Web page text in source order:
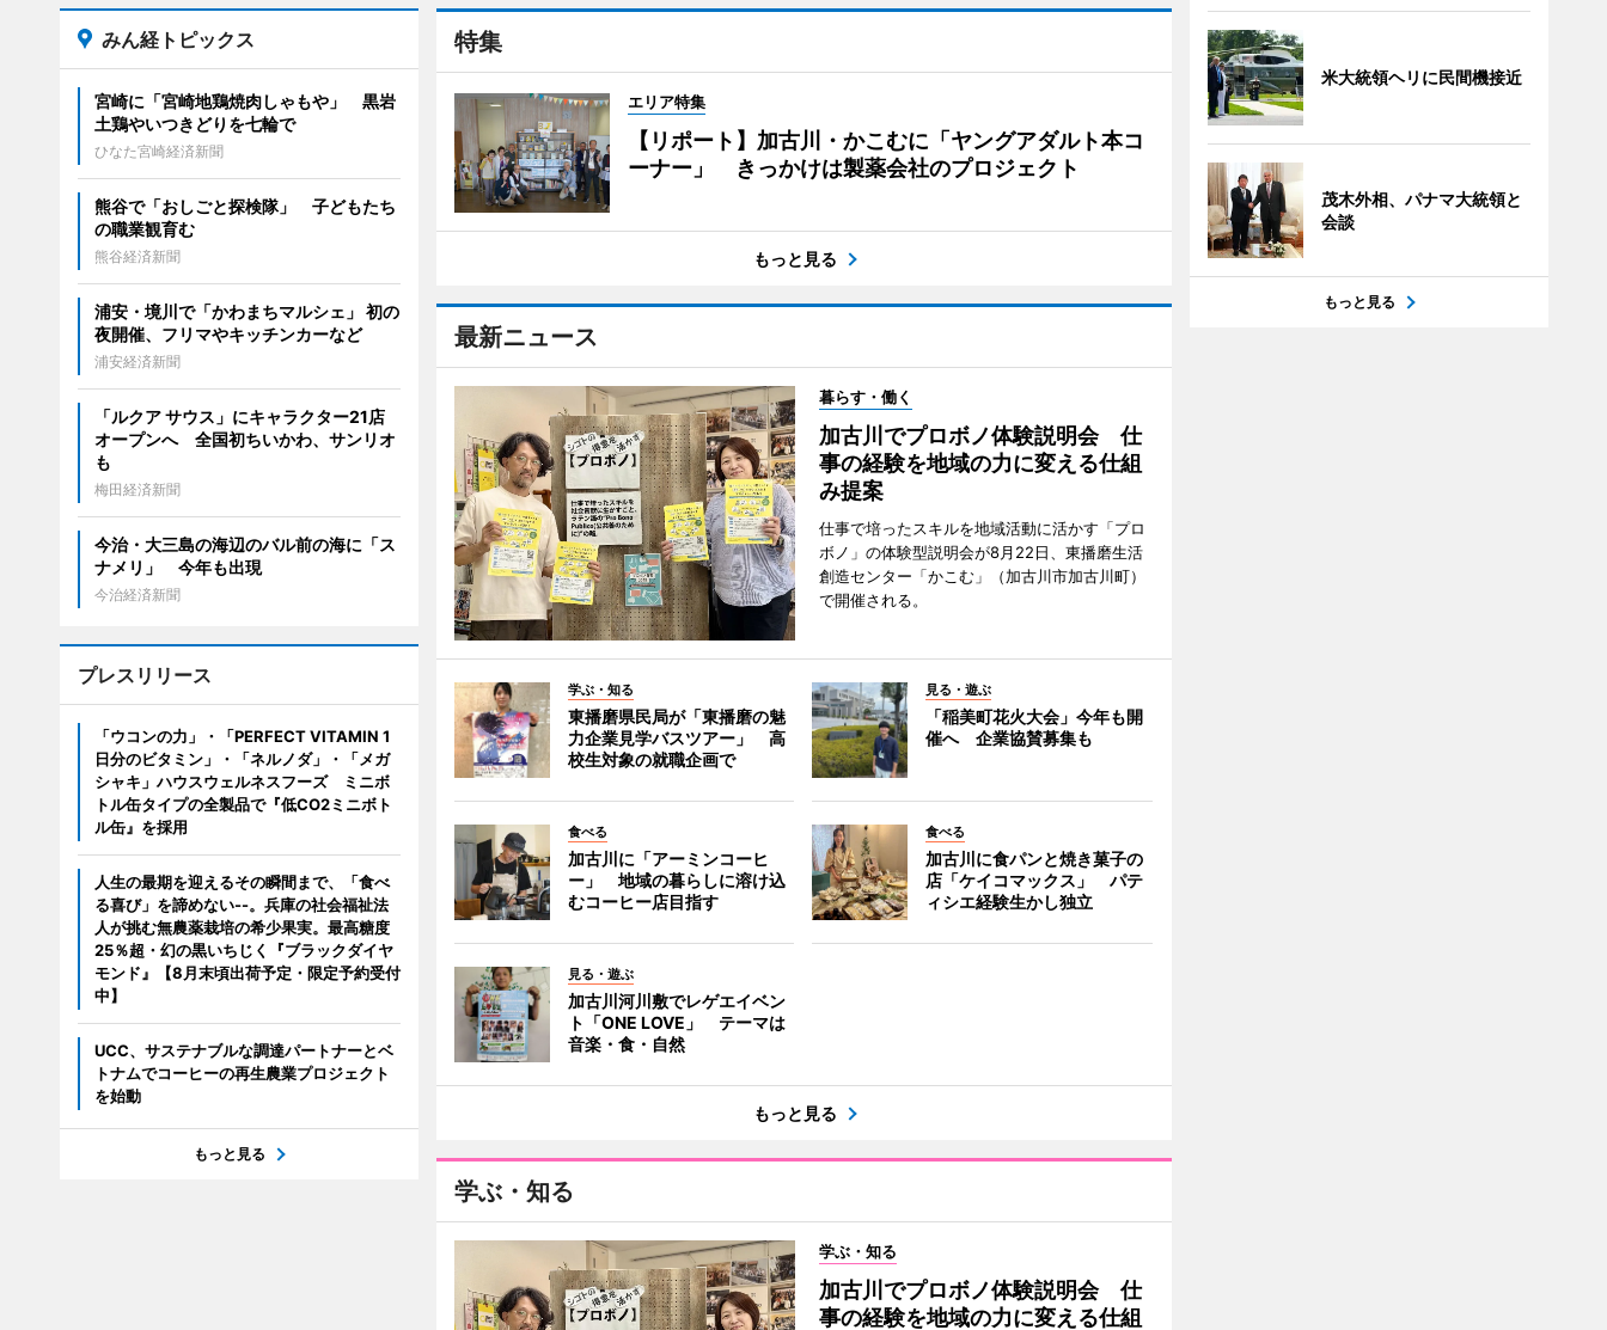
特集
エリア特集
【リポート】加古川・かこむに「ヤングアダルト本コ
ーナー」 きっかけは製薬会社のプロジェクト
もっと見る
最新ニュース
暮らす・働く
加古川でプロボノ体験説明会 仕
事の経験を地域の力に変える仕組
み提案
仕事で培ったスキルを地域活動に活かす「プロ
ボノ」の体験型説明会が8月22日、東播磨生活
創造センター「かこむ」（加古川市加古川町）
で開催される。
学ぶ・知る
東播磨県民局が「東播磨の魅
力企業見学バスツアー」 高
校生対象の就職企画で
見る・遊ぶ
「稲美町花火大会」今年も開
催へ 企業協賛募集も
食べる
加古川に「アーミンコーヒ
ー」 地域の暮らしに溶け込
むコーヒー店目指す
食べる
加古川に食パンと焼き菓子の
店「ケイコマックス」 パテ
ィシエ経験生かし独立
見る・遊ぶ
加古川河川敷でレゲエイベン
ト「ONE LOVE」 テーマは
音楽・食・自然
もっと見る
学ぶ・知る
学ぶ・知る
加古川でプロボノ体験説明会 仕
事の経験を地域の力に変える仕組
みん経トピックス
宮崎に「宮崎地鶏焼肉しゃもや」 黒岩
土鶏やいつきどりを七輪で
ひなた宮崎経済新聞
熊谷で「おしごと探検隊」 子どもたち
の職業観育む
熊谷経済新聞
浦安・境川で「かわまちマルシェ」 初の
夜開催、フリマやキッチンカーなど
浦安経済新聞
「ルクア サウス」にキャラクター21店
オープンへ 全国初ちいかわ、サンリオ
も
梅田経済新聞
今治・大三島の海辺のバル前の海に「ス
ナメリ」 今年も出現
今治経済新聞
プレスリリース
「ウコンの力」・「PERFECT VITAMIN 1
日分のビタミン」・「ネルノダ」・「メガ
シャキ」ハウスウェルネスフーズ ミニボ
トル缶タイプの全製品で『低CO2ミニボト
ル缶』を採用
人生の最期を迎えるその瞬間まで、「食べ
る喜び」を諦めない--。兵庫の社会福祉法
人が挑む無農薬栽培の希少果実。最高糖度
25％超・幻の黒いちじく『ブラックダイヤ
モンド』【8月末頃出荷予定・限定予約受付
中】
UCC、サステナブルな調達パートナーとベ
トナムでコーヒーの再生農業プロジェクト
を始動
もっと見る
米大統領ヘリに民間機接近
茂木外相、パナマ大統領と
会談
もっと見る